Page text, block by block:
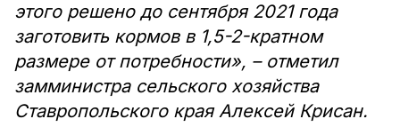
этого решено до сентября 2021 года
заготовить кормов в 1,5-2-кратном
размере от потребности», – отметил
замминистра сельского хозяйства
Ставропольского края Алексей Крисан.